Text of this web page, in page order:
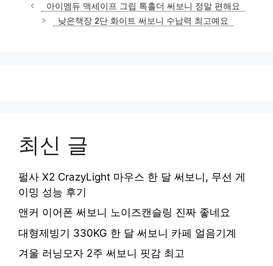
아이엠듀 맥세이프 그립 톡홀더 써보니 정말 편해요
낮은책장 2단 화이트 써보니 수납력 최고예요
최신 글
펄사 X2 CrazyLight 마우스 한 달 써보니, 무선 게
이밍 성능 후기
앤커 이어폰 써보니 노이즈캔슬링 진짜 좋네요
대형제빙기 330KG 한 달 써보니 카페 얼음기계
겨울 러닝모자 2주 써보니 핏감 최고